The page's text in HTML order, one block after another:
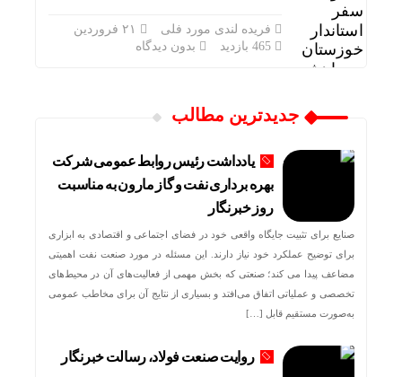
فریده لندی مورد فلی
بدون دیدگاه
جدیدترین مطالب
یادداشت رئیس روابط عمومی شرکت
بهره برداری نفت و گاز مارون به مناسبت
روز خبرنگار
صنایع برای تثبیت جایگاه واقعی خود در فضای اجتماعی و اقتصادی به ابزاری
برای توضیح عملکرد خود نیاز دارند. این مسئله در مورد صنعت نفت اهمیتی
مضاعف پیدا می کند؛ صنعتی که بخش مهمی از فعالیت‌های آن در محیط‌های
تخصصی و عملیاتی اتفاق می‌افتد و بسیاری از نتایج آن برای مخاطب عمومی
به‌صورت مستقیم قابل […]
روایت صنعت فولاد،‌ رسالت خبرنگار